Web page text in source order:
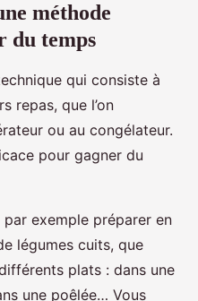
méthode
du temps
qui consiste à
repas, que l’on
ou au congélateur.
pour gagner du
exemple préparer en
légumes cuits, que
plats : dans une
une poêlée… Vous